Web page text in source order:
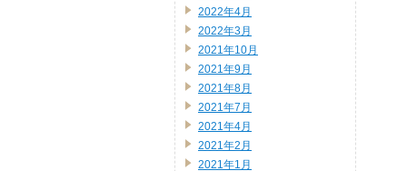
2022年4月
2022年3月
2021年10月
2021年9月
2021年8月
2021年7月
2021年4月
2021年2月
2021年1月